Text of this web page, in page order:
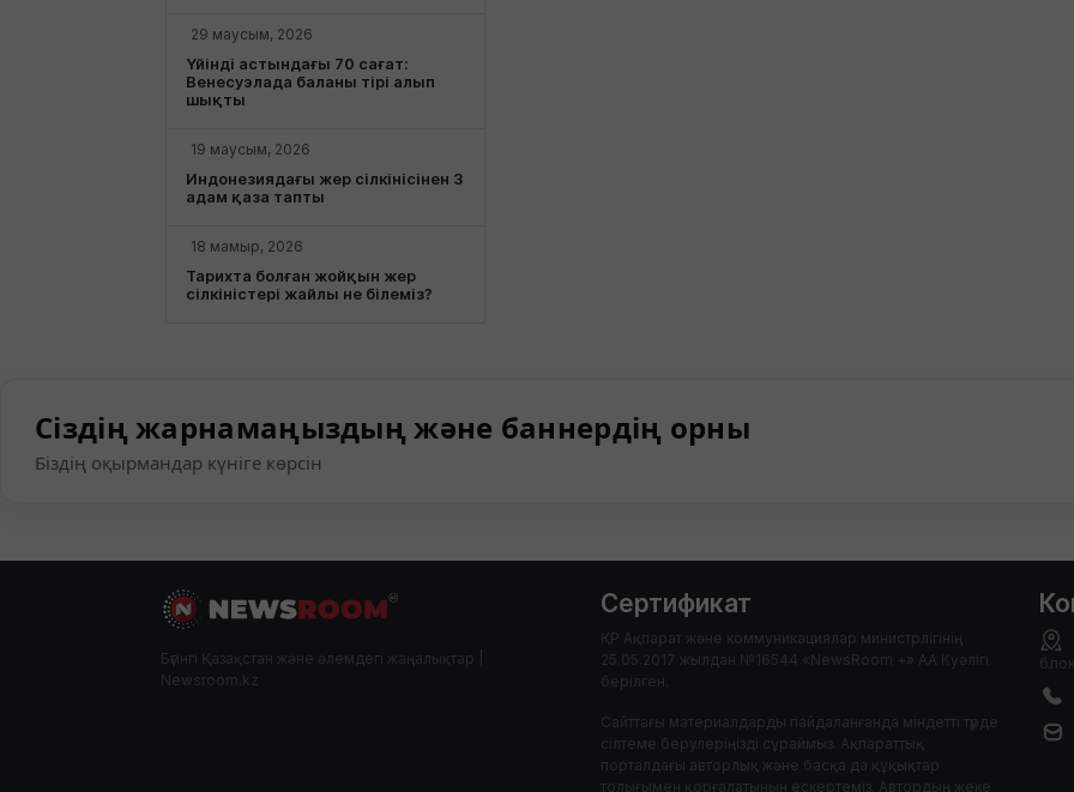
29 маусым, 2026
Үйінді астындағы 70 сағат:
Венесуэлада баланы тірі алып
шықты
19 маусым, 2026
Индонезиядағы жер сілкінісінен 3
адам қаза тапты
18 мамыр, 2026
Тарихта болған жойқын жер
сілкіністері жайлы не білеміз?
Сіздің жарнамаңыздың және баннердің орны
Біздің оқырмандар күніге көрсін
Бүгінгі Қазақстан және әлемдегі жаңалықтар |
Newsroom.kz
Сертификат
ҚР Ақпарат және коммуникациялар министрлігінің
25.05.2017 жылдан №16544 «NewsRoom +» АА Куәлігі
берілген.
Сайттағы материалдарды пайдаланғанда міндетті түрде
сілтеме берулеріңізді сұраймыз. Ақпараттық
порталдағы авторлық және басқа да құқықтар
толығымен қорғалатынын ескертеміз. Автордың жеке